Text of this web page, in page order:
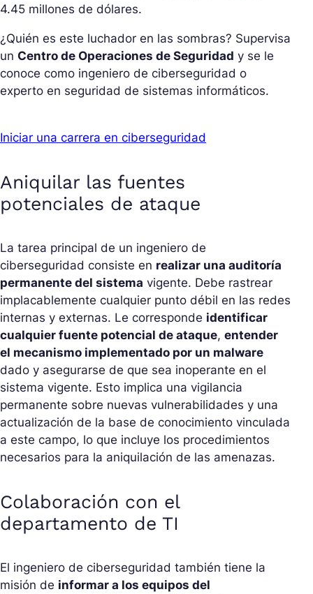
4.45 millones de dólares.
¿Quién es este luchador en las sombras? Supervisa
un Centro de Operaciones de Seguridad y se le
conoce como ingeniero de ciberseguridad o
experto en seguridad de sistemas informáticos.
Iniciar una carrera en ciberseguridad
Aniquilar las fuentes
potenciales de ataque
La tarea principal de un ingeniero de
ciberseguridad consiste en realizar una auditoría
permanente del sistema vigente. Debe rastrear
implacablemente cualquier punto débil en las redes
internas y externas. Le corresponde identificar
cualquier fuente potencial de ataque, entender
el mecanismo implementado por un malware
dado y asegurarse de que sea inoperante en el
sistema vigente. Esto implica una vigilancia
permanente sobre nuevas vulnerabilidades y una
actualización de la base de conocimiento vinculada
a este campo, lo que incluye los procedimientos
necesarios para la aniquilación de las amenazas.
Colaboración con el
departamento de TI
El ingeniero de ciberseguridad también tiene la
misión de informar a los equipos del